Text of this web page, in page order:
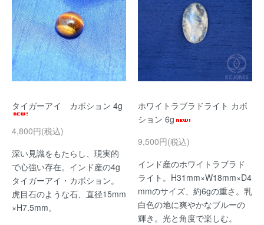
タイガーアイ カボション 4g
4,800円(税込)
深い見識をもたらし、現実的
で心強い存在。インド産の4g
タイガーアイ・カボション。
虎目石のような石、直径15mm
×H7.5mm。
ホワイトラブラドライト カボ
ション 6g
9,500円(税込)
インド産のホワイトラブラド
ライト。H31mm×W18mm×D4
mmのサイズ、約6gの重さ。乳
白色の地に爽やかなブルーの
輝き。光と角度で楽しむ。